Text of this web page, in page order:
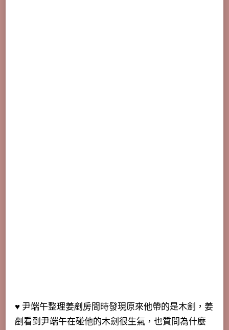
♥ 尹端午整理姜剷房間時發現原來他帶的是木劍，姜
剷看到尹端午在碰他的木劍很生氣，也質問為什麼